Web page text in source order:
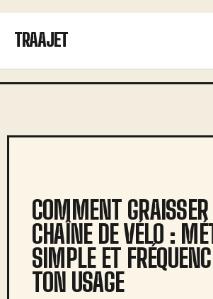
contenu
TRAAJET
COMMENT
CHAÎNE DE VÉLO :
SIMPLE ET
TON USAGE